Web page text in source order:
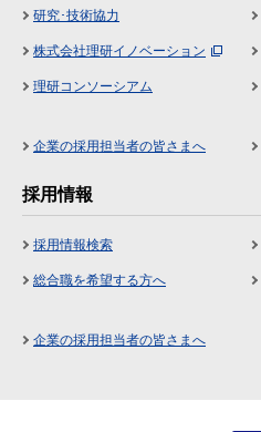
研究･技術協力
株式会社理研イノベーション
理研コンソーシアム
企業の採用担当者の皆さまへ
採用情報
採用情報検索
総合職を希望する方へ
企業の採用担当者の皆さまへ